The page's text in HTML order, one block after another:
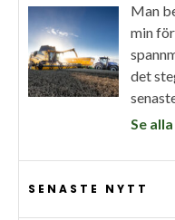
Man
min
det
Se
SENASTE NYTT